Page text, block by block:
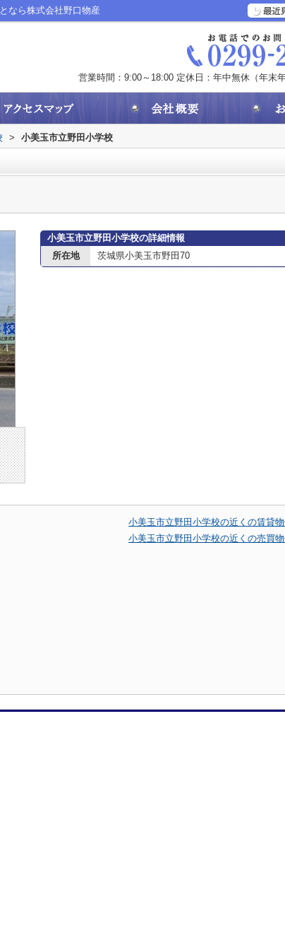
なら株式会社野口物産
営業時間：9:00～18:00 定休日：年中無休（年末
> 小美玉市立野田小学校
小美玉市立野田小学校の詳細情報
所在地
茨城県小美玉市野田70
小美玉市立野田小学校の近くの賃貸
小美玉市立野田小学校の近くの売買